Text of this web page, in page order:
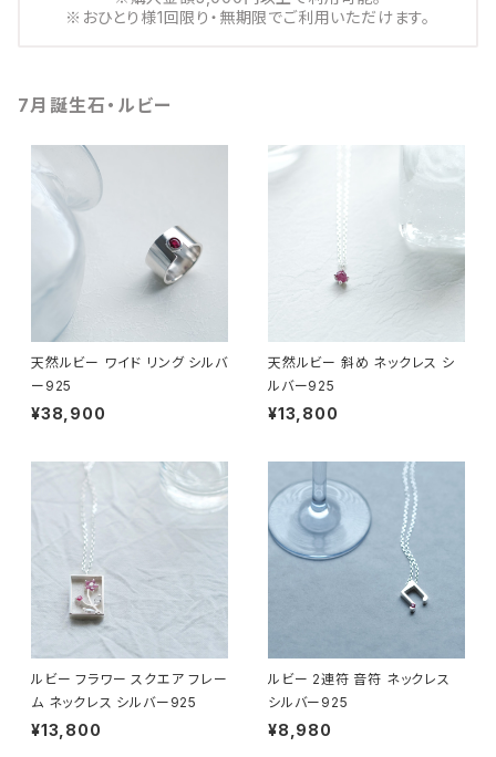
※おひとり様1回限り・無期限でご利用いただけます。
7月誕生石・ルビー
天然ルビー ワイド リング シルバ
ー925
¥38,900
天然ルビー 斜め ネックレス シ
ルバー925
¥13,800
ルビー フラワー スクエア フレー
ム ネックレス シルバー925
¥13,800
ルビー 2連符 音符 ネックレス
シルバー925
¥8,980